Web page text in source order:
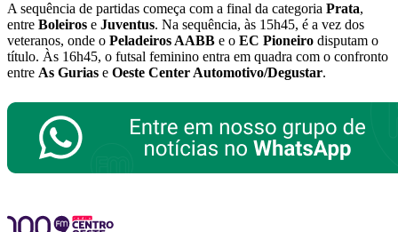
A sequência de partidas começa com a final da categoria Prata,
entre Boleiros e Juventus. Na sequência, às 15h45, é a vez dos
veteranos, onde o Peladeiros AABB e o EC Pioneiro disputam o
título. Às 16h45, o futsal feminino entra em quadra com o confronto
entre As Gurias e Oeste Center Automotivo/Degustar.